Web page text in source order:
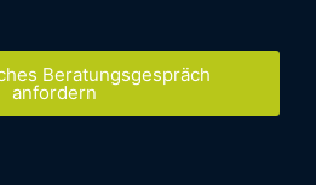
Beratungsgespräch
anfordern